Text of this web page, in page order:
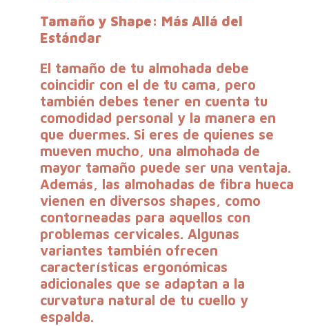
Tamaño y Shape: Más Allá del
Estándar
El tamaño de tu almohada debe
coincidir con el de tu cama, pero
también debes tener en cuenta tu
comodidad personal y la manera en
que duermes. Si eres de quienes se
mueven mucho, una almohada de
mayor tamaño puede ser una ventaja.
Además, las almohadas de fibra hueca
vienen en diversos shapes, como
contorneadas para aquellos con
problemas cervicales. Algunas
variantes también ofrecen
características ergonómicas
adicionales que se adaptan a la
curvatura natural de tu cuello y
espalda.